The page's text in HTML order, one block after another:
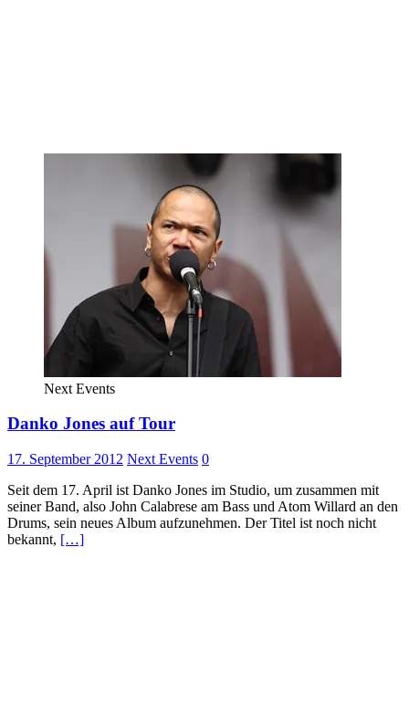
Next Events
Danko Jones auf Tour
17. September 2012 Next Events 0
Seit dem 17. April ist Danko Jones im Studio, um zusammen mit
seiner Band, also John Calabrese am Bass und Atom Willard an den
Drums, sein neues Album aufzunehmen. Der Titel ist noch nicht
bekannt, […]